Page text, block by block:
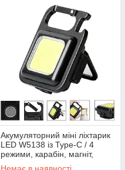
Акумуляторний міні ліхтарик
LED W5138 із Type-C / 4
режими, карабін, магніт,
брелок